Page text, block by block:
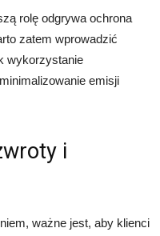
rolę odgrywa ochrona
zatem wprowadzić
wykorzystanie
emisji
i
ważne jest, aby klienci